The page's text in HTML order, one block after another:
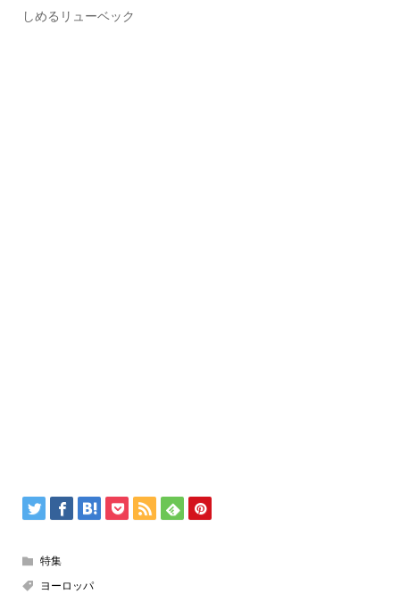
しめるリューベック
特集
ヨーロッパ